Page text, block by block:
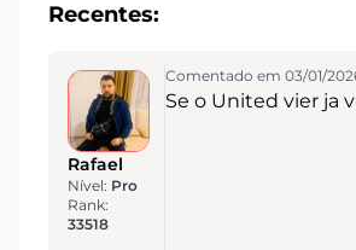
Recentes:
Rafael
Nível: Pro
Rank:
33518
Comentado em 03/01/
Se o United vier ja